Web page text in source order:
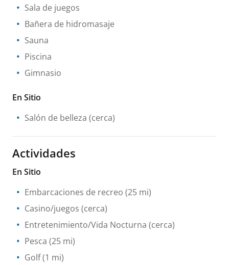
Sala de juegos
Bañera de hidromasaje
Sauna
Piscina
Gimnasio
En Sitio
Salón de belleza (cerca)
Actividades
En Sitio
Embarcaciones de recreo (25 mi)
Casino/juegos (cerca)
Entretenimiento/Vida Nocturna (cerca)
Pesca (25 mi)
Golf(1 mi)